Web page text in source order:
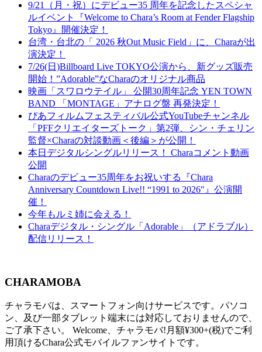
9/21（月・祝）にデビュー35 周年を記念したスペシャ
ルイベント『Welcome to Chara’s Room at Fender Flagship
Tokyo』開催決定！
台湾・台北の「 2026 秋Out Music Field」に、Charaが出
演決定！
7/26(日)Billboard Live TOKYO公演から、新グッズ販売
開始！”Adorable”なCharaのオリジナル商品
映画「スワロウテイル」 公開30周年記念 YEN TOWN
BAND 「MONTAGE」アナログ盤 再発決定！
ぴあフィルムフェスティバル公式YouTubeチャンネル
「PFFクリエイターズトーク」第2弾、シン・チェリン
監督×Charaの対談動画＜後編＞が公開！
本日デジタルシングルリリース！ Charaコメント動画
公開
Charaのデビュー35周年をお祝いする『Chara
Anniversary Countdown Live!! “1991 to 2026″』公演開
催！
今年もルミ姉に会える！
Charaデジタル・シングル「Adorable」（アドラブル）
配信リリース！
CHARAMOBA
チャラモバは、スマートフォン向けサービスです。パソコ
ン、及び一部タブレット端末には対応しておりませんので、
ご了承下さい。 Welcome、チャラモバ!月額¥300+(税)でご利
用頂けるChara公式モバイルファンサイトです。